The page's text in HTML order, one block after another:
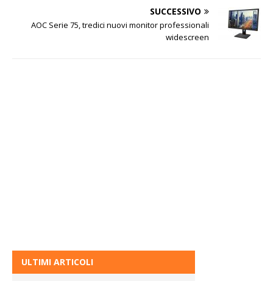
SUCCESSIVO
AOC Serie 75, tredici nuovi monitor professionali
widescreen
ULTIMI ARTICOLI